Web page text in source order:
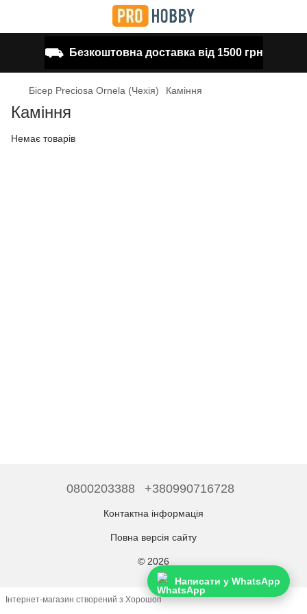
Написати у WhatsApp
⛟ Безкоштовна доставка від 1500 грн
Бісер Preciosa Ornela (Чехія) Каміння
Каміння
Немає товарів
0800203388 +380990716728
Контактна інформація
Повна версія сайту
© 2026
Інтернет-магазин створений з Хорошоп